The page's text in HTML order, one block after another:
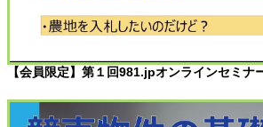
【会員限定】第１回981.jpオンラインセミナ